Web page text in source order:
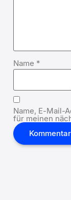
Name *
Name, E-Mail-
für meinen